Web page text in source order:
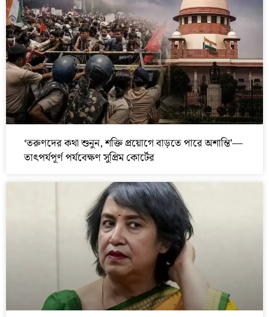
‘তরুণদের কথা শুনুন, শক্তি প্রয়োগে বাড়তে পারে অশান্তি’—
তাৎপর্যপূর্ণ পর্যবেক্ষণ সুপ্রিম কোর্টের